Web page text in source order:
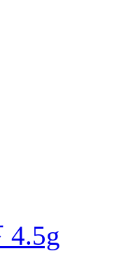
4.5g